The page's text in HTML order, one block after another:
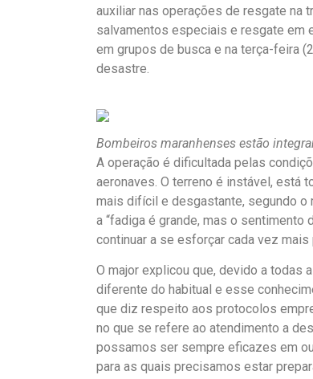
auxiliar nas operações de resgate na
salvamentos especiais e resgate em
em grupos de busca e na terça-feira
desastre.
Bombeiros maranhenses estão
A operação é dificultada pelas
aeronaves. O terreno é instável, está
mais difícil e desgastante, segundo o
a “fadiga é grande, mas o
continuar a se esforçar cada vez mais
O major explicou que, devido a todas
diferente do habitual e esse
que diz respeito aos protocolos
no que se refere ao atendimento a
possamos ser sempre eficazes em
para as quais precisamos estar